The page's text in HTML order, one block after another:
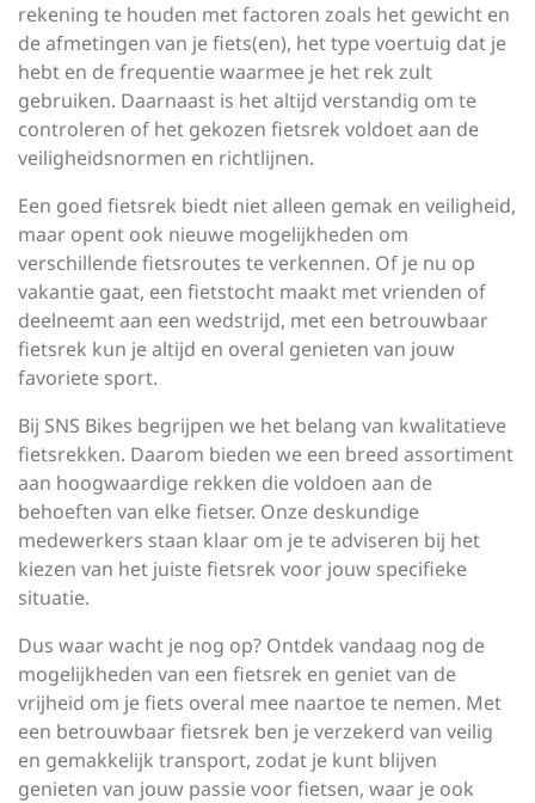
rekening te houden met factoren zoals het gewicht en
de afmetingen van je fiets(en), het type voertuig dat je
hebt en de frequentie waarmee je het rek zult
gebruiken. Daarnaast is het altijd verstandig om te
controleren of het gekozen fietsrek voldoet aan de
veiligheidsnormen en richtlijnen.
Een goed fietsrek biedt niet alleen gemak en veiligheid,
maar opent ook nieuwe mogelijkheden om
verschillende fietsroutes te verkennen. Of je nu op
vakantie gaat, een fietstocht maakt met vrienden of
deelneemt aan een wedstrijd, met een betrouwbaar
fietsrek kun je altijd en overal genieten van jouw
favoriete sport.
Bij SNS Bikes begrijpen we het belang van kwalitatieve
fietsrekken. Daarom bieden we een breed assortiment
aan hoogwaardige rekken die voldoen aan de
behoeften van elke fietser. Onze deskundige
medewerkers staan klaar om je te adviseren bij het
kiezen van het juiste fietsrek voor jouw specifieke
situatie.
Dus waar wacht je nog op? Ontdek vandaag nog de
mogelijkheden van een fietsrek en geniet van de
vrijheid om je fiets overal mee naartoe te nemen. Met
een betrouwbaar fietsrek ben je verzekerd van veilig
en gemakkelijk transport, zodat je kunt blijven
genieten van jouw passie voor fietsen, waar je ook